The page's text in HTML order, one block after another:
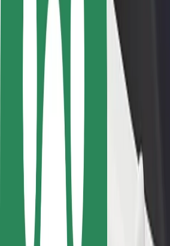
Passagersikkerhed
Chaufførsikkerhed
Sikkerhed på el-løbehjul
Sikkerhedscenter
Byer
Placeringer
Byløsninger
Lufthavne
Bolt-ladestationer
Kundeservice
For passagerer